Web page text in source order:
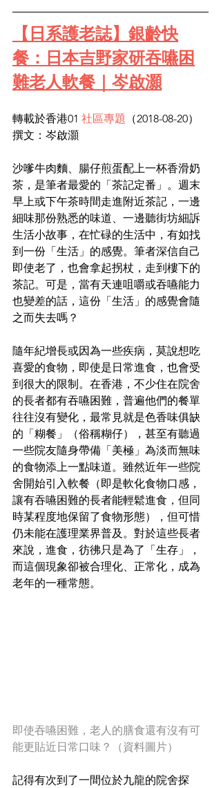
【日系護老誌】銀齡快
餐：日本吉野家研吞嚥困
難老人軟餐｜岑啟灝
轉載於香港01 社區專題 （2018-08-20）
撰文：岑啟灝
沙嗲牛肉麵、腸仔煎蛋配上一杯香滑奶
茶，是筆者最愛的「茶記定番」。週末
早上或下午茶時間走進附近茶記，一邊
細味那份熟悉的味道、一邊聽街坊細訴
生活小故事，在忙碌的生活中，有如找
到一份「生活」的感覺。筆者深信自己
即使老了，也會拿起拐杖，走到樓下的
茶記。可是，當有天連咀嚼或吞嚥能力
也變差的話，這份「生活」的感覺會隨
之而失去嗎？
隨年紀增長或因為一些疾病，莫說想吃
喜愛的食物，即使是日常進食，也會受
到很大的限制。在香港，不少住在院舍
的長者都有吞嚥困難，普遍他們的餐單
往往沒有變化，最常見就是色香味俱缺
的「糊餐」（俗稱糊仔），甚至有聽過
一些院友隨身帶備「美極」為淡而無味
的食物添上一點味道。雖然近年一些院
舍開始引入軟餐（即是軟化食物口感，
讓有吞嚥困難的長者能輕鬆進食，但同
時某程度地保留了食物形態），但可惜
仍未能在護理業界普及。對於這些長者
來說，進食，彷彿只是為了「生存」，
而這個現象卻被合理化、正常化，成為
老年的一種常態。
即使吞嚥困難，老人的膳食還有沒有可
能更貼近日常口味？（資料圖片）
記得有次到了一間位於九龍的院舍探